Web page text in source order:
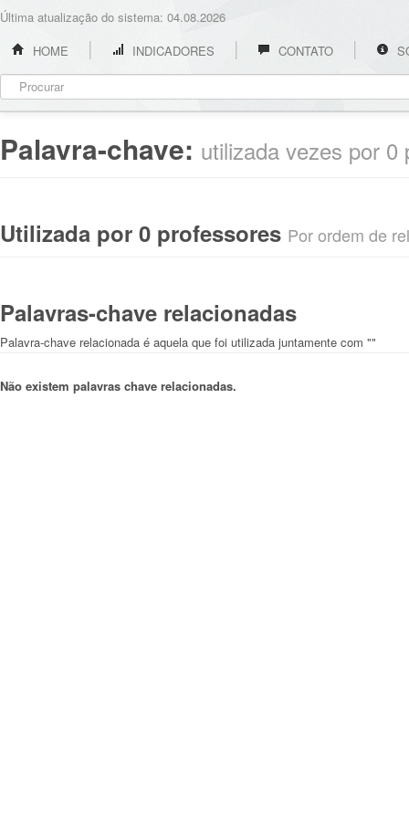
Última atualização do sistema: 04.08.2026
HOME
INDICADORES CONTATO
Palavra-chave: utilizada vezes por 0
Utilizada por 0 professores Por ordem de
Palavras-chave relacionadas
Palavra-chave relacionada é aquela que foi utilizada juntamente com ""
Não existem palavras chave relacionadas.